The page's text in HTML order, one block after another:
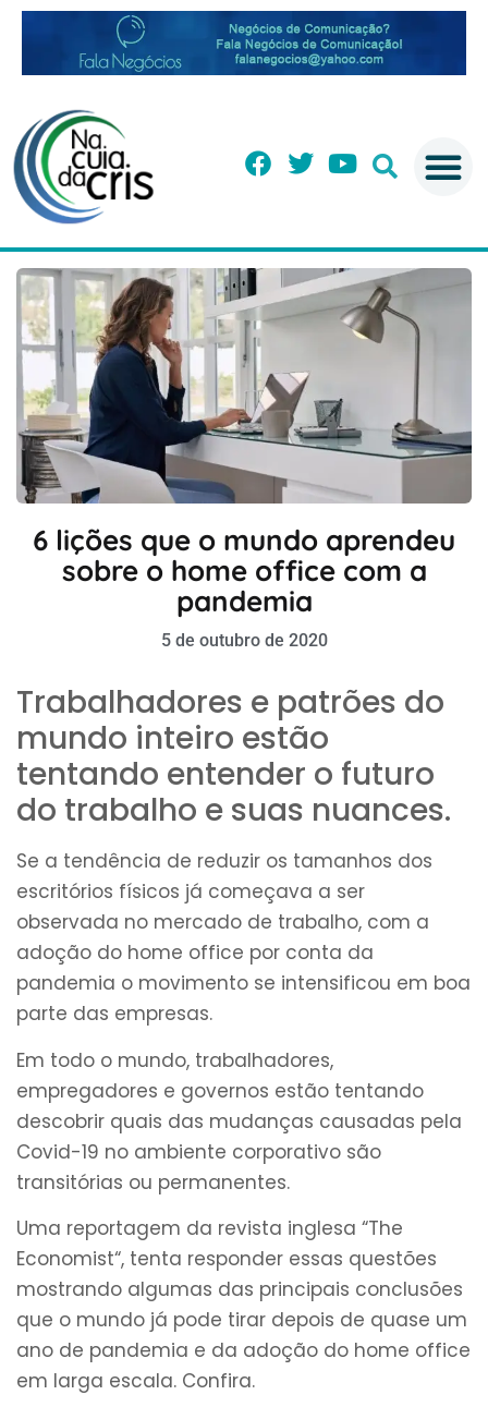
6 lições que o mundo aprendeu
sobre o home office com a
pandemia
5 de outubro de 2020
Trabalhadores e patrões do
mundo inteiro estão
tentando entender o futuro
do trabalho e suas nuances.
Se a tendência de reduzir os tamanhos dos
escritórios físicos já começava a ser
observada no mercado de trabalho, com a
adoção do home office por conta da
pandemia o movimento se intensificou em boa
parte das empresas.
Em todo o mundo, trabalhadores,
empregadores e governos estão tentando
descobrir quais das mudanças causadas pela
Covid-19 no ambiente corporativo são
transitórias ou permanentes.
Uma reportagem da revista inglesa “The
Economist“, tenta responder essas questões
mostrando algumas das principais conclusões
que o mundo já pode tirar depois de quase um
ano de pandemia e da adoção do home office
em larga escala. Confira.